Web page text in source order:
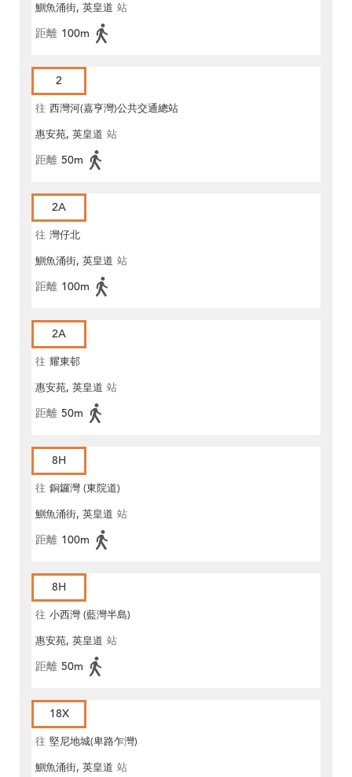
鰂魚涌街, 英皇道 站
距離 100m
2
往 西灣河(嘉亨灣)公共交通總站
惠安苑, 英皇道 站
距離 50m
2A
往 灣仔北
鰂魚涌街, 英皇道 站
距離 100m
2A
往 耀東邨
惠安苑, 英皇道 站
距離 50m
8H
往 銅鑼灣 (東院道)
鰂魚涌街, 英皇道 站
距離 100m
8H
往 小西灣 (藍灣半島)
惠安苑, 英皇道 站
距離 50m
18X
往 堅尼地城(卑路乍灣)
鰂魚涌街, 英皇道 站